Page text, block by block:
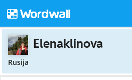
Elenaklinova
Rusija